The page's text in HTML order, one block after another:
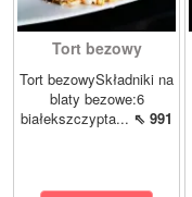
Tort bezowy
Tort bezowySkładniki na
blaty bezowe:6
białekszczypta... ⇖ 991